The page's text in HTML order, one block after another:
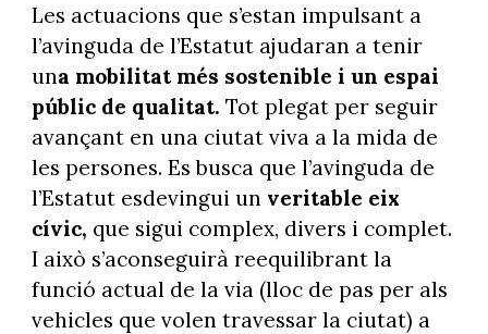
Les actuacions que s’estan impulsant a
l’avinguda de l’Estatut ajudaran a tenir
una mobilitat més sostenible i un espai
públic de qualitat. Tot plegat per seguir
avançant en una ciutat viva a la mida de
les persones. Es busca que l’avinguda de
l’Estatut esdevingui unveritable eix
cívic, que sigui complex, divers i complet.
I això s’aconseguirà reequilibrant la
funció actual de la via (lloc de pas per als
vehicles que volen travessar la ciutat) a